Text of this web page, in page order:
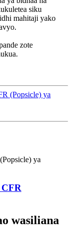
siku
mahitaji yako
zote
(Popsicle) ya
wasiliana